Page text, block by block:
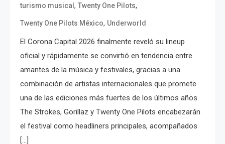
turismo musical , Twenty One Pilots,
Twenty One Pilots México, Underworld
El Corona Capital 2026 finalmente reveló su lineup
oficial y rápidamente se convirtió en tendencia entre
amantes de la música y festivales, gracias a una
combinación de artistas internacionales que promete
una de las ediciones más fuertes de los últimos años.
The Strokes, Gorillaz y Twenty One Pilots encabezarán
el festival como headliners principales, acompañados
[…]